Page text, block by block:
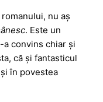
nu aș
. Este un
a convins chiar și
că și fantasticul
în povestea